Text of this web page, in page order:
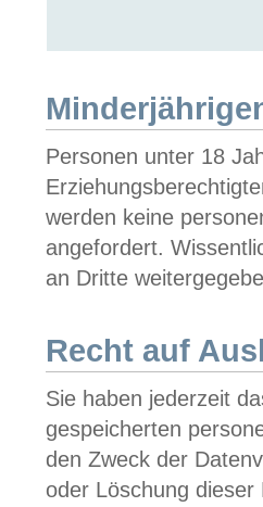
Personen unter 18
werden keine
angefordert.
an Dritte
Recht auf
Sie haben jederzeit
gespeicherten
den Zweck der
oder Löschung